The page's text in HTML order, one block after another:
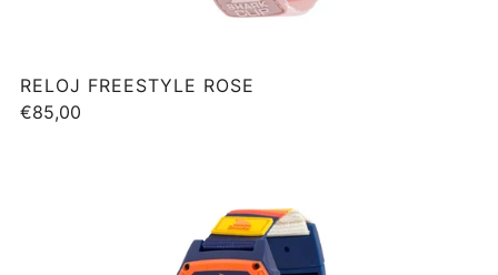
RELOJ FREESTYLE ROSE
€85,00